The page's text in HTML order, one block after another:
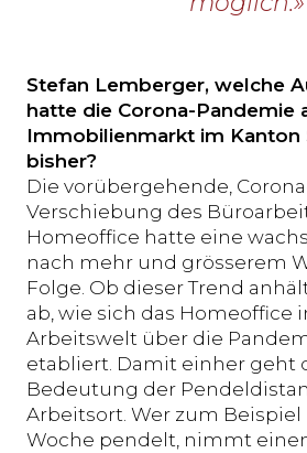
Stefan Lemberger, welche
hatte die Corona-Pandemie
Immobilienmarkt im Kanton
bisher?
Die vorübergehende,
Verschiebung des
Homeoffice hatte eine
nach mehr und grösserem
Folge. Ob dieser Trend
ab, wie sich das Homeoffice
Arbeitswelt über die
etabliert. Damit einher geht
Bedeutung der
Arbeitsort. Wer zum Beispiel
Woche pendelt, nimmt